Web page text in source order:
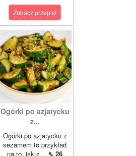
Zobacz przepis!
Ogórki po azjatycku
z...
Ogórki po azjatycku z
sezamem to przykład
na to, jak z... ⇖ 26